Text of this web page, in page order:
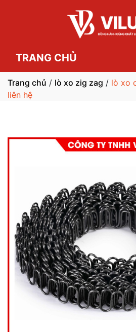
TRANG CHỦ
Trang chủ / lò xo zig zag / lò xo
liên hệ